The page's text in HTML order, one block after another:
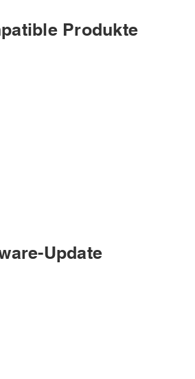
Produkte
Update